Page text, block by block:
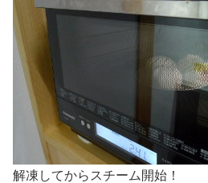
解凍してからスチーム開始！